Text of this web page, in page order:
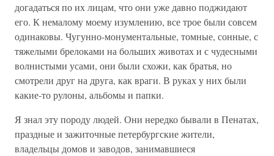
догадаться по их лицам, что они уже давно поджидают
его. К немалому моему изумлению, все трое были совсем
одинаковы. Чугунно-монументальные, томные, сонные, с
тяжелыми брелоками на больших животах и с чудесными
волнистыми усами, они были схожи, как братья, но
смотрели друг на друга, как враги. В руках у них были
какие-то рулоны, альбомы и папки.
Я знал эту породу людей. Они нередко бывали в Пенатах,
праздные и зажиточные петербургские жители,
владельцы домов и заводов, занимавшиеся